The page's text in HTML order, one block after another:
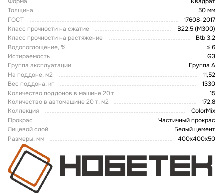
Толщина
50 мм
ГОСТ
17608-2017
Класс прочности на сжатие
B22.5 (M300)
Класс прочности на растяжение
Btb 3.2
Водопоглощение, %
≤ 6
Истираемость
G3
Группа эксплуатации
Группа А
На поддоне, м2
11,52
Вес поддона, кг
1330
Количество поддонов в машине 20 т
15
Количество в автомашине 20 т, м2
172,8
Коллекция
ColorMix
Прокрас
Частичный прокрас
Лицевой слой
Белый цемент
Размеры, мм
400х400х50